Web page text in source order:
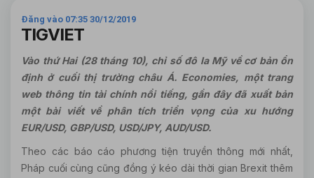
Đăng vào 07:35 30/12/2019
TIGVIET
Vào thứ Hai (28 tháng 10), chỉ số đô la Mỹ về cơ bản ổn
định ở cuối thị trường châu Á. Economies, một trang
web thông tin tài chính nổi tiếng, gần đây đã xuất bản
một bài viết về phân tích triển vọng của xu hướng
EUR/USD, GBP/USD, USD/JPY, AUD/USD.
Theo các báo cáo phương tiện truyền thông mới nhất,
Pháp cuối cùng cũng đồng ý kéo dài thời gian Brexit thêm